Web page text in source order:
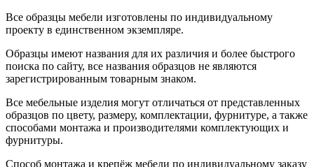
Все образцы мебели изготовлены по индивидуальному
проекту в единственном экземпляре.
Образцы имеют названия для их различия и более быстрого
поиска по сайту, все названия образцов не являются
зарегистрированным товарным знаком.
Все мебельные изделия могут отличаться от представленных
образцов по цвету, размеру, комплектации, фурнитуре, а также
способами монтажа и производителями комплектующих и
фурнитуры.
Способ монтажа и крепёж мебели по индивидуальному заказу